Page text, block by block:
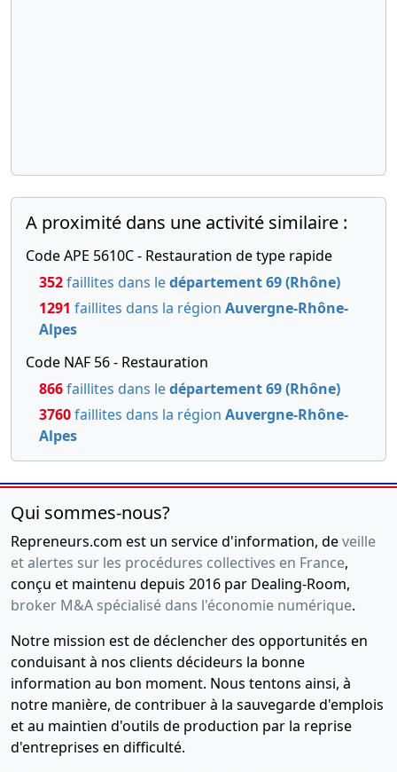
A proximité dans une activité similaire :
Code APE 5610C - Restauration de type rapide
352faillites dans ledépartement 69 (Rhône)
1291 faillites dans la région Auvergne-Rhône-
Alpes
Code NAF 56 - Restauration
866faillites dans ledépartement 69 (Rhône)
3760faillites dans la région Auvergne-Rhône-
Alpes
Qui sommes-nous?
Repreneurs.com est un service d'information, deveille
et alertes sur les procédures collectives en France,
conçu et maintenu depuis 2016 par Dealing-Room,
broker M&A spécialisé dans l'économie numérique.
Notre mission est de déclencher des opportunités en
conduisant à nos clients décideurs la bonne
information au bon moment. Nous tentons ainsi, à
notre manière, de contribuer à la sauvegarde d'emplois
et au maintien d'outils de production par la reprise
d'entreprises en difficulté.